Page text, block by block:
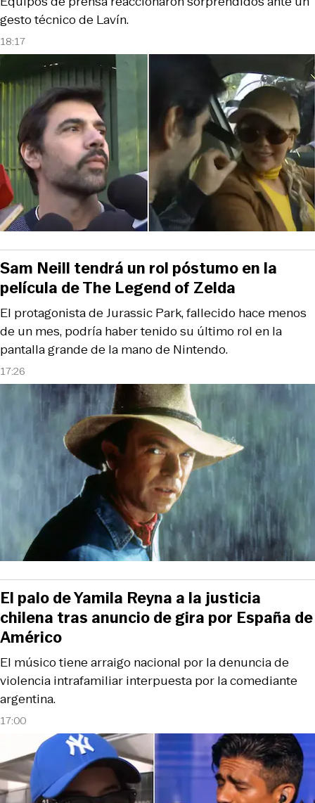
18:17
gesto técnico de Lavín.
17:26
El protagonista de Jurassic Park, fallecido hace menos
de un mes, podría haber tenido su último rol en la
pantalla grande de la mano de Nintendo.
Sam Neill tendrá un rol póstumo en la
película de The Legend of Zelda
17:00
El músico tiene arraigo nacional por la denuncia de
violencia intrafamiliar interpuesta por la comediante
argentina.
El palo de Yamila Reyna a la justicia
chilena tras anuncio de gira por España de
Américo